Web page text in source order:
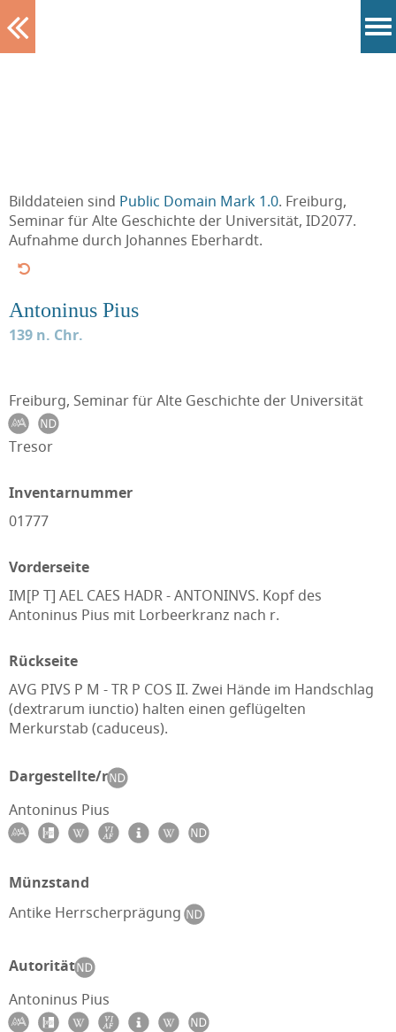
Bilddateien sind Public Domain Mark 1.0. Freiburg,
Seminar für Alte Geschichte der Universität, ID2077.
Aufnahme durch Johannes Eberhardt.
Antoninus Pius
139 n. Chr.
Freiburg, Seminar für Alte Geschichte der Universität
Tresor
Inventarnummer
01777
Vorderseite
IM[P T] AEL CAES HADR - ANTONINVS. Kopf des
Antoninus Pius mit Lorbeerkranz nach r.
Rückseite
AVG PIVS P M - TR P COS II. Zwei Hände im Handschlag
(dextrarum iunctio) halten einen geflügelten
Merkurstab (caduceus).
Dargestellte/r
Antoninus Pius
Münzstand
Antike Herrscherprägung
Autorität
Antoninus Pius